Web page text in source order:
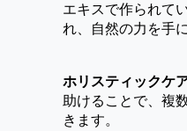
エキスで作られて
れ、自然の力を手
ホリスティックケ
助けることで、複
きます。